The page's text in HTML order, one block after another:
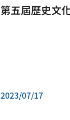
第五屆歷史文
2023/07/17